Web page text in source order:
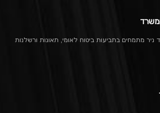
ניר מתמחים בתביעות ביטוח לאומי, תאונות ורשלנות